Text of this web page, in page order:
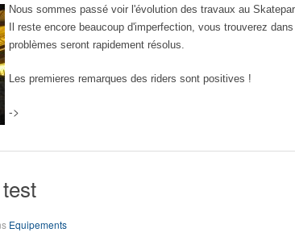
Nous sommes passé voir l'évolution des travaux au
Il reste encore beaucoup d'imperfection, vous trouverez
problèmes seront rapidement résolus.
Les premieres remarques des riders sont positives !
->
Equipements